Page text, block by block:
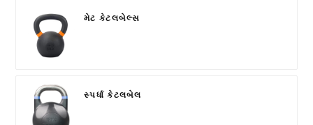
મેટ કેટલબેલ્સ
સ્પર્ધા કેટલબેલ